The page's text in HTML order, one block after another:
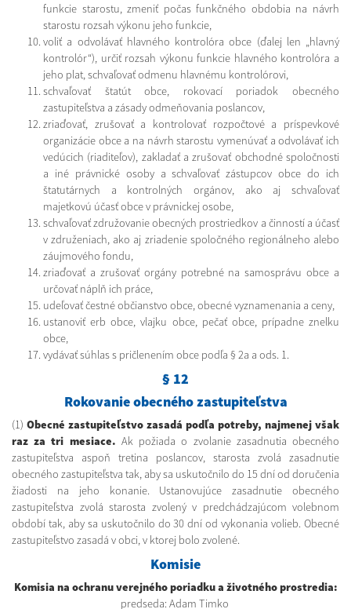
funkcie starostu, zmeniť počas funkčného obdobia na návrh
starostu rozsah výkonu jeho funkcie,
voliť a odvolávať hlavného kontrolóra obce (ďalej len „hlavný
kontrolór“), určiť rozsah výkonu funkcie hlavného kontrolóra a
jeho plat, schvaľovať odmenu hlavnému kontrolórovi,
schvaľovať štatút obce, rokovací poriadok obecného
zastupiteľstva a zásady odmeňovania poslancov,
zriaďovať, zrušovať a kontrolovať rozpočtové a príspevkové
organizácie obce a na návrh starostu vymenúvať a odvolávať ich
vedúcich (riaditeľov), zakladať a zrušovať obchodné spoločnosti
a iné právnické osoby a schvaľovať zástupcov obce do ich
štatutárnych a kontrolných orgánov, ako aj schvaľovať
majetkovú účasť obce v právnickej osobe,
schvaľovať združovanie obecných prostriedkov a činností a účasť
v združeniach, ako aj zriadenie spoločného regionálneho alebo
záujmového fondu,
zriaďovať a zrušovať orgány potrebné na samosprávu obce a
určovať náplň ich práce,
udeľovať čestné občianstvo obce, obecné vyznamenania a ceny,
ustanoviť erb obce, vlajku obce, pečať obce, prípadne znelku
obce,
vydávať súhlas s pričlenením obce podľa § 2a a ods. 1.
§ 12
Rokovanie obecného zastupiteľstva
(1) Obecné zastupiteľstvo zasadá podľa potreby, najmenej však
raz za tri mesiace. Ak požiada o zvolanie zasadnutia obecného
zastupiteľstva aspoň tretina poslancov, starosta zvolá zasadnutie
obecného zastupiteľstva tak, aby sa uskutočnilo do 15 dní od doručenia
žiadosti na jeho konanie. Ustanovujúce zasadnutie obecného
zastupiteľstva zvolá starosta zvolený v predchádzajúcom volebnom
období tak, aby sa uskutočnilo do 30 dní od vykonania volieb. Obecné
zastupiteľstvo zasadá v obci, v ktorej bolo zvolené.
Komisie
Komisia na ochranu verejného poriadku a životného prostredia:
predseda: Adam Timko